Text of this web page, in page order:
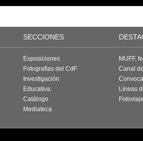
SECCIONES
Exposiciones
Fotografías del CdF
Investigación
Educativa
Catálogo
Mediateca
MUFF,
Canal
Líneas